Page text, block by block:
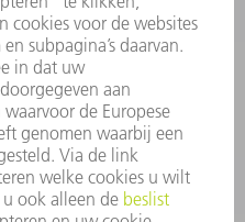
vragen
400
- 17.00 uur